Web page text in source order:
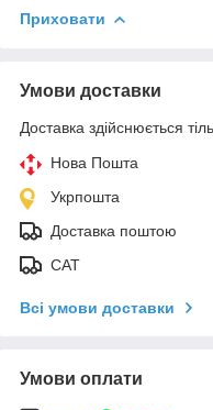
Приховати
Умови доставки
Доставка здійснюється
Нова Пошта
Укрпошта
Доставка поштою
САТ
Всі умови доставки
Умови оплати